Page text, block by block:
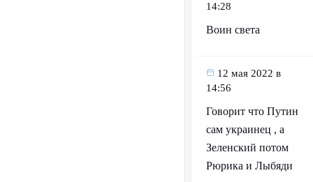
14:28
Воин света
12 мая 2022 в
14:56
Говорит что Путин
сам украинец , а
Зеленский потом
Рюрика и Лыбяди